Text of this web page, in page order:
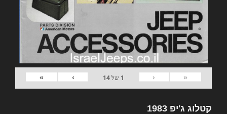
«
‹
1 של14
›
»
קטלוג ג'יפ 1983